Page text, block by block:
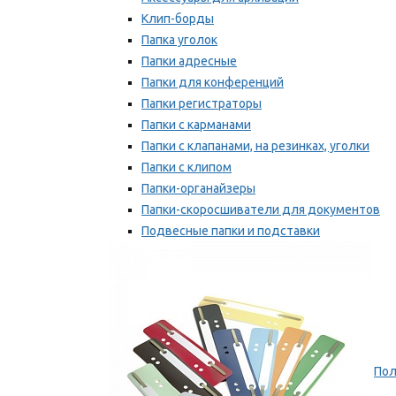
Клип-борды
Папка уголок
Папки адресные
Папки для конференций
Папки регистраторы
Папки с карманами
Папки с клапанами, на резинках, уголки
Папки с клипом
Папки-органайзеры
Папки-скоросшиватели для документов
Подвесные папки и подставки